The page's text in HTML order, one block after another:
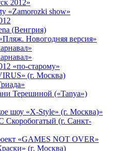
2012»
«Zamorozki show»
(Венгрия)
Новогодняя версия»
«по-старому»
(г. Москва)
Терешиной («Tanya»)
шоу «X-Style» (г. Москва)»
Скоробогатый (г. Санкт-
«GAMES NOT OVER»
(г. Москва)